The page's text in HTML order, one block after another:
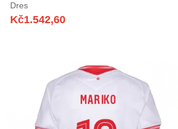
Dres
Kč1.542,60